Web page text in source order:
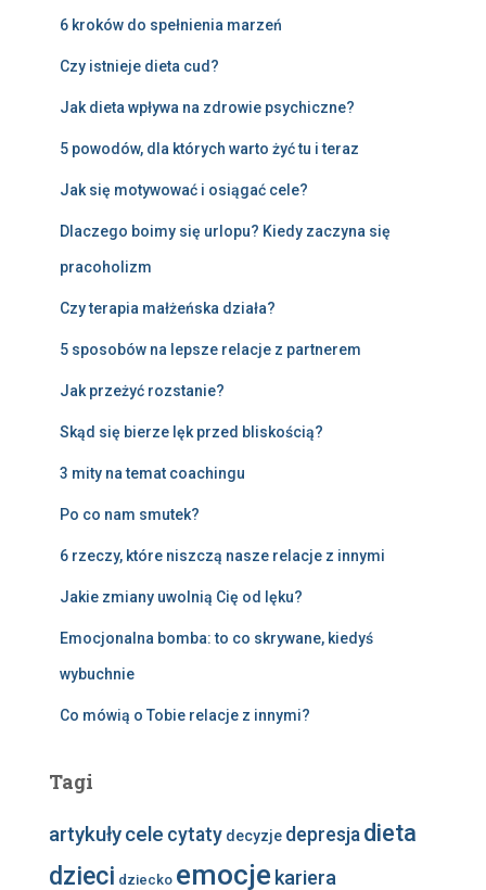
6 kroków do spełnienia marzeń
Czy istnieje dieta cud?
Jak dieta wpływa na zdrowie psychiczne?
5 powodów, dla których warto żyć tu i teraz
Jak się motywować i osiągać cele?
Dlaczego boimy się urlopu? Kiedy zaczyna się
pracoholizm
Czy terapia małżeńska działa?
5 sposobów na lepsze relacje z partnerem
Jak przeżyć rozstanie?
Skąd się bierze lęk przed bliskością?
3 mity na temat coachingu
Po co nam smutek?
6 rzeczy, które niszczą nasze relacje z innymi
Jakie zmiany uwolnią Cię od lęku?
Emocjonalna bomba: to co skrywane, kiedyś
wybuchnie
Co mówią o Tobie relacje z innymi?
Tagi
artykułycele cytaty decyzje depresja dieta
dzieci dziecko emocje kariera